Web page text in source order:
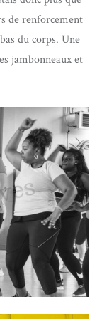
de renforcement
du corps. Une
jambonneaux et